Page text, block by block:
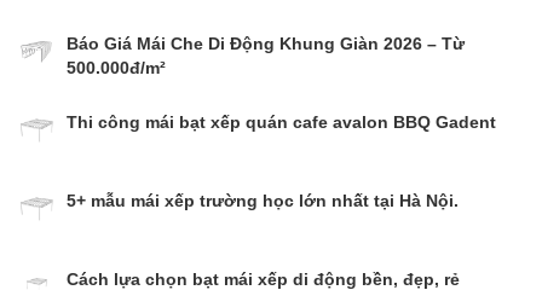
Báo Giá Mái Che Di Động Khung Giàn 2026 – Từ
500.000đ/m²
Thi công mái bạt xếp quán cafe avalon BBQ Gadent
5+ mẫu mái xếp trường học lớn nhất tại Hà Nội.
Cách lựa chọn bạt mái xếp di động bền, đẹp, rẻ